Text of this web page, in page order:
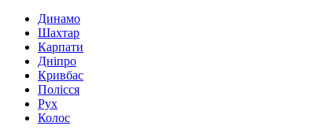
Динамо
Шахтар
Карпати
Дніпро
Кривбас
Полісся
Рух
Колос